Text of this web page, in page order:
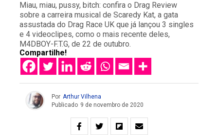
Miau, miau, pussy, bitch: confira o Drag Review
sobre a carreira musical de Scaredy Kat, a gata
assustada do Drag Race UK que já lançou 3 singles
e 4 videoclipes, como o mais recente deles,
M4DBOY-F.T.G, de 22 de outubro.
Compartilhe!
Por Arthur Vilhena
Publicado 9 de novembro de 2020